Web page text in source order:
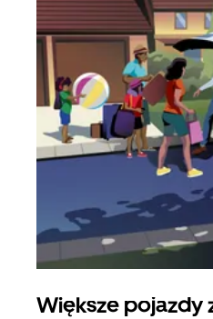
Większe pojazdy